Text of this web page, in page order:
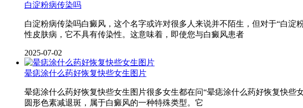
白淀粉病传染吗
白淀粉病传染吗白癜风，这个名字或许对很多人来说并不陌生，但对于“白
性皮肤病，它不具有传染性。这意味着，即使您与白癜风患者
2025-07-02
晕痣涂什么药好恢复快些女生图片
晕痣涂什么药好恢复快些女生图片很多女生都在问“晕痣涂什么药好恢复快
圆形色素减退斑，属于白癜风的一种特殊类型。它